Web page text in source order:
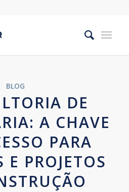
BLOG
DE
A CHAVE
PARA
PROJETOS